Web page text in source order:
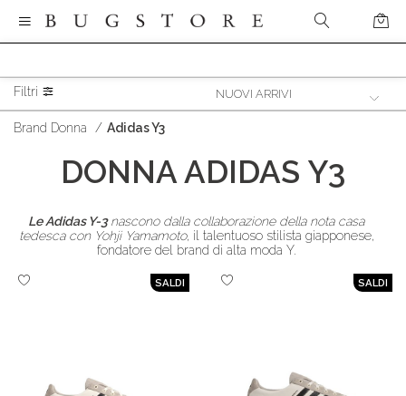
Filtri
Brand Donna / Adidas Y3
DONNAADIDAS Y3
Le Adidas Y-3nascono dalla collaborazione della nota casa
tedesca con Yohji Yamamoto, il talentuoso stilista giapponese,
fondatore del brand di alta moda Y.
SALDI SALDI